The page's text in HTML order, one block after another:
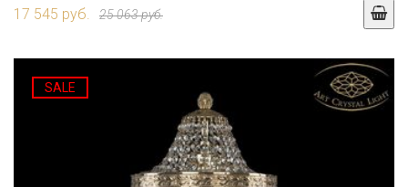
17 545 руб. 25 063 руб.
SALE